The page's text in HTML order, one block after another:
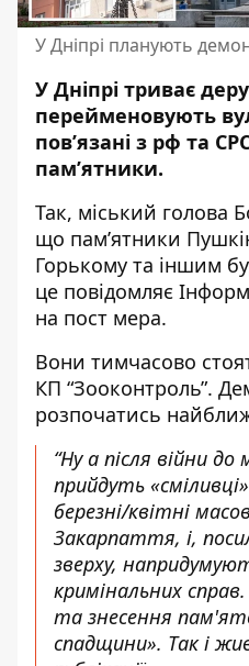
У Дніпрі планують
У Дніпрі триває
перейменовують
пов’язані з рф та
пам’ятники.
Так, міський голова
що пам’ятники
Горькому та іншим
це повідомляє
на пост мера.
Вони тимчасово
КП “Зооконтроль”.
розпочатись
“Ну а після війни до
прийдуть
березні/квітні
Закарпаття, і,
зверху,
кримінальних
та знесення
спадщини». Так і